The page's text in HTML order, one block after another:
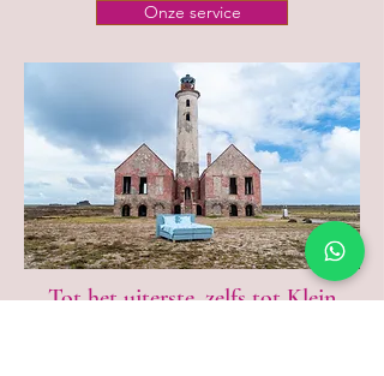
Onze service
Tot het uiterste, zelfs tot Klein